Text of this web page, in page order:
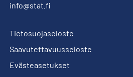
info@stat.fi
Tietosuojaseloste
Saavutettavuusseloste
Evästeasetukset